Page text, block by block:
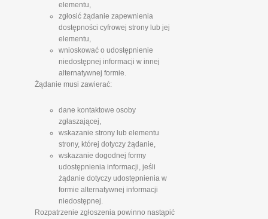
elementu,
zgłosić żądanie zapewnienia
dostępności cyfrowej strony lub jej
elementu,
wnioskować o udostępnienie
niedostępnej informacji w innej
alternatywnej formie.
Żądanie musi zawierać:
dane kontaktowe osoby
zgłaszającej,
wskazanie strony lub elementu
strony, której dotyczy żądanie,
wskazanie dogodnej formy
udostępnienia informacji, jeśli
żądanie dotyczy udostępnienia w
formie alternatywnej informacji
niedostępnej.
Rozpatrzenie zgłoszenia powinno nastąpić